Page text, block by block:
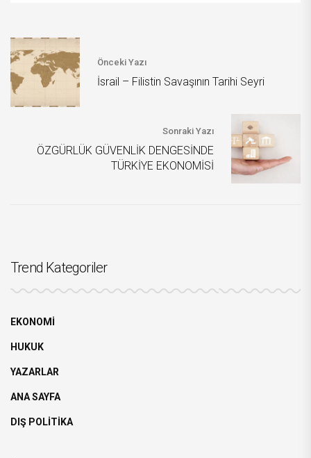
Önceki Yazı
İsrail – Filistin Savaşının Tarihi Seyri
Sonraki Yazı
ÖZGÜRLÜK GÜVENLİK DENGESİNDE
TÜRKİYE EKONOMİSİ
Trend Kategoriler
EKONOMİ
HUKUK
YAZARLAR
ANA SAYFA
DIŞ POLİTİKA